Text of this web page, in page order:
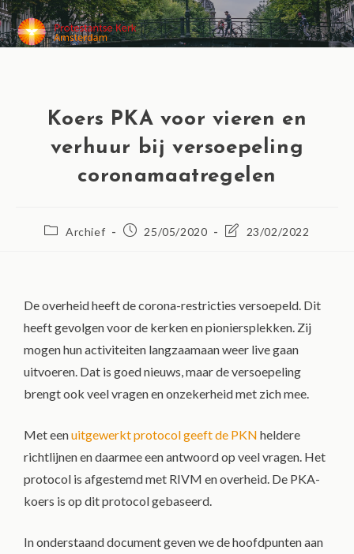
MENU
Koers PKA voor vieren en
verhuur bij versoepeling
coronamaatregelen
Archief 25/05/2020 23/02/2022
De overheid heeft de corona-restricties versoepeld. Dit
heeft gevolgen voor de kerken en pioniersplekken. Zij
mogen hun activiteiten langzaamaan weer live gaan
uitvoeren. Dat is goed nieuws, maar de versoepeling
brengt ook veel vragen en onzekerheid met zich mee.
Met eenuitgewerkt protocol geeft de PKN heldere
richtlijnen en daarmee een antwoord op veel vragen. Het
protocol is afgestemd met RIVM en overheid. De PKA-
koers is op dit protocol gebaseerd.
In onderstaand document geven we de hoofdpunten aan